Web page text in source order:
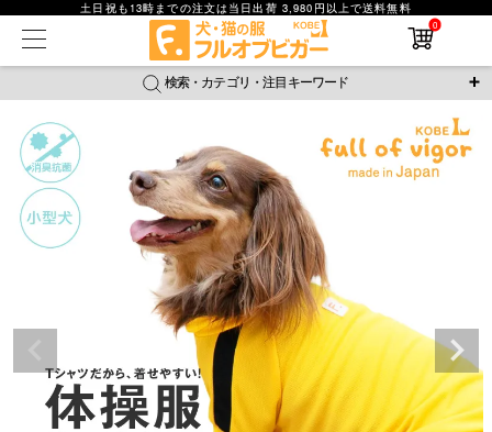
土日祝も13時までの注文は当日出荷 3,980円以上で送料無料
0
検索・カテゴリ・注目キーワード
＼注目ワード／
ジャージ 防蚊 腹巻 撥水レイン ラッシュガード
おそろコーデ 背中開きアイテム
新作アイテム
返品・交換について ご利用ガイド
詳細検索
在庫なし商品
在庫なし商品を表示しない
並び順
新着順
価格が安い順
価格が高い順
レビュー数順
検索